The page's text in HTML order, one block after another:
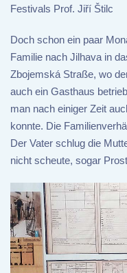
Festivals Prof. Jiří Štilc
Doch schon ein paar
Familie nach Jilhava in
Zbojemská Straße, wo
auch ein Gasthaus
man nach einiger Zeit
konnte. Die
Der Vater schlug die
nicht scheute, sogar